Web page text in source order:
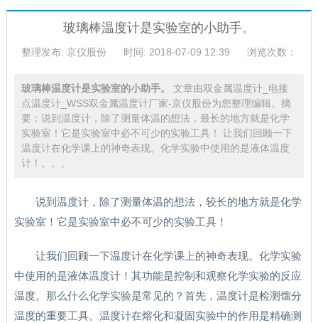
玻璃棒温度计是实验室的小助手。
整理发布: 京仪股份 时间: 2018-07-09 12:39 浏览次数：
玻璃棒温度计是实验室的小助手。 文章由双金属温度计_电接
点温度计_WSS双金属温度计厂家-京仪股份为您整理编辑。摘
要：说到温度计，除了测量体温的想法，最长的地方就是化学
实验室！它是实验室中必不可少的实验工具！ 让我们回顾一下
温度计在化学课上的神奇表现。化学实验中使用的是液体温度
计！。。。
说到温度计，除了测量体温的想法，较长的地方就是化学
实验室！它是实验室中必不可少的实验工具！
让我们回顾一下温度计在化学课上的神奇表现。化学实验
中使用的是液体温度计！其功能是控制和观察化学实验的反应
温度。那么什么化学实验是常见的？首先，温度计是检测馏分
温度的重要工具。温度计在熔化和凝固实验中的作用是精确测